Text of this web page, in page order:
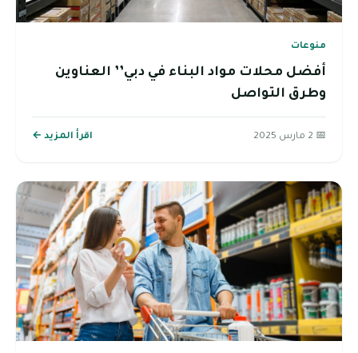
منوعات
أفضل محلات مواد البناء في دبي’’ العناوين
وطرق التواصل
📅 2 مارس 2025 اقرأ المزيد ←